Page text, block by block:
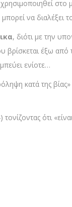
να διαλέξει
, διότι με την
έξω από
ενίοτε…
κατά της βίας»
ότι